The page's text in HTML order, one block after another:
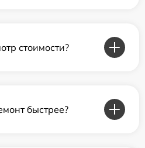
стоимости?
быстрее?